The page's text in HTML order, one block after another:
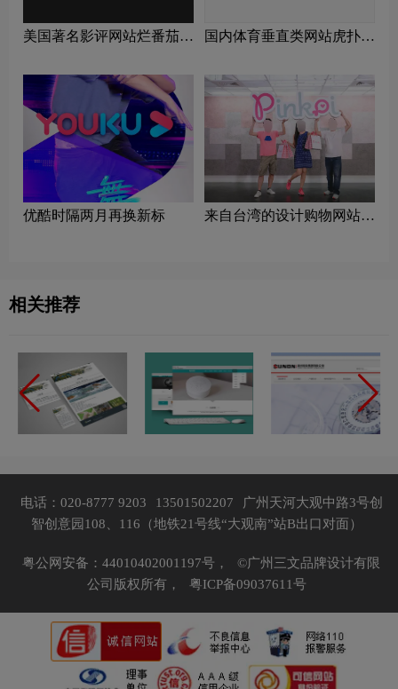
美国著名影评网站烂番茄更
国内体育垂直类网站虎扑体
优酷时隔两月再换新标
来自台湾的设计购物网站
相关推荐
电话：020-8777 9203 13501502207
广州天河大观中路3号创
智创意园108、116（地铁21号线“大观南”站B出口对面）
粤公网安备：44010402001197号，
©广州三文品牌设计有限
公司版权所有，
粤ICP备09037611号